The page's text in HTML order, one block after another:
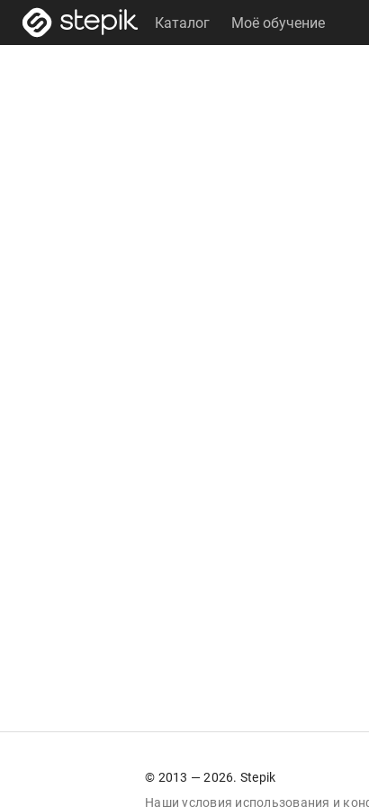
Каталог Моё обучение
© 2013 — 2026. Stepik
Наши условия использования и